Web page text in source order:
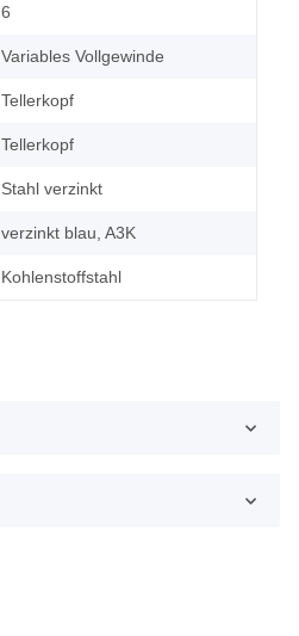
6
Variables Vollgewinde
Tellerkopf
Tellerkopf
Stahl verzinkt
verzinkt blau, A3K
Kohlenstoffstahl